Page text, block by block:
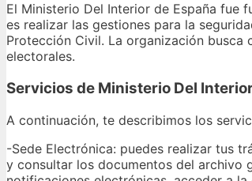
El Ministerio Del Interior de España fue
es realizar las gestiones para la
Protección Civil. La organización
electorales.
Servicios de Ministerio Del
A continuación, te describimos los
-Sede Electrónica: puedes realizar tus
y consultar los documentos del archivo